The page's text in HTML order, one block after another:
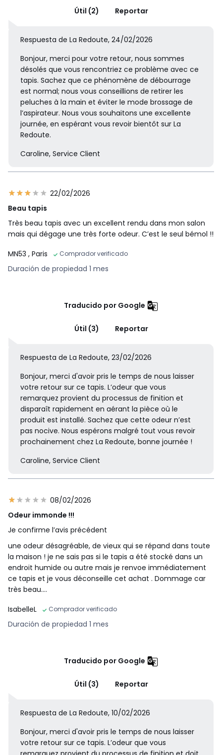
Útil (2) Reportar
Respuesta de La Redoute, 24/02/2026
Bonjour, merci pour votre retour, nous sommes
désolés que vous rencontriez ce problème avec ce
tapis. Sachez que ce phénomène de débourrage
est normal; nous vous conseillions de retirer les
peluches à la main et éviter le mode brossage de
l’aspirateur. Nous vous souhaitons une excellente
journée, en espérant vous revoir bientôt sur La
Redoute.
Caroline, Service Client
22/02/2026
Beau tapis
Très beau tapis avec un excellent rendu dans mon salon
mais qui dégage une très forte odeur. C’est le seul bémol !!
MN53 , Paris Comprador verificado
Duración de propiedad 1 mes
Traducido por Google
Útil (3) Reportar
Respuesta de La Redoute, 23/02/2026
Bonjour, merci d'avoir pris le temps de nous laisser
votre retour sur ce tapis. L’odeur que vous
remarquez provient du processus de finition et
disparaît rapidement en aérant la pièce où le
produit est installé. Sachez que cette odeur n’est
pas nocive. Nous espérons malgré tout vous revoir
prochainement chez La Redoute, bonne journée !
Caroline, Service Client
08/02/2026
Odeur immonde !!!
Je confirme l’avis précédent
une odeur désagréable, de vieux qui se répand dans toute
la maison ! je ne sais pas si le tapis a été stocké dans un
endroit humide ou autre mais je renvoe immédiatement
ce tapis et je vous déconseille cet achat . Dommage car
très beau….
IsabelleL
Comprador verificado
Duración de propiedad 1 mes
Traducido por Google
Útil (3) Reportar
Respuesta de La Redoute, 10/02/2026
Bonjour, merci d'avoir pris le temps de nous laisser
votre retour sur ce tapis. L’odeur que vous